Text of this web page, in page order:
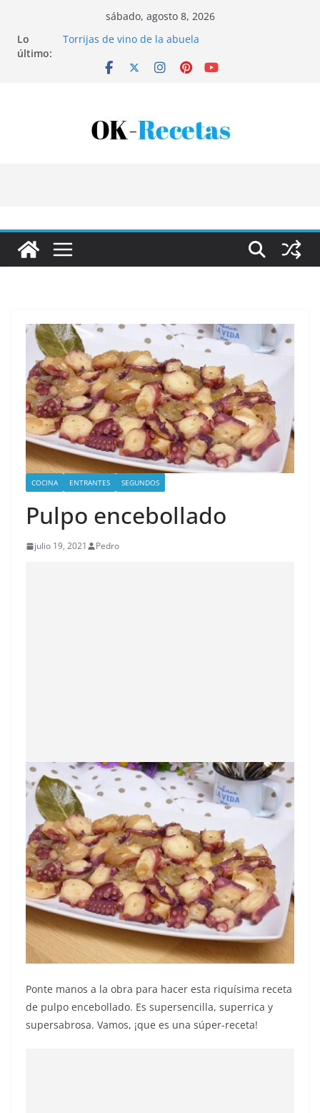
contenido
sábado, agosto 8, 2026
Lo
último:
Torrijas de vino de la abuela
Bandeja de pescaíto frito
COCINA ENTRANTES SEGUNDOS
Pulpo encebollado
julio 19, 2021 Pedro
Ponte manos a la obra para hacer esta riquísima receta
de pulpo encebollado. Es supersencilla, superrica y
supersabrosa. Vamos, ¡que es una súper-receta!